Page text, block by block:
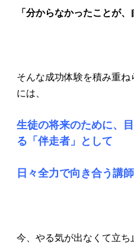
「分からなかったことが
そんな成功体験を積み重
には、
生徒の将来のために、
る「伴走者」として
日々全力で向き合う講
今、やる気が出なくて立ち